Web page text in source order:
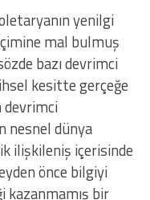
yenilgi
mal bulmuş
bazı devrimci
kesitte gerçeğe
devrimci
nesnel dünya
ilişkileniş içerisinde
önce bilgiyi
kazanmamış bir